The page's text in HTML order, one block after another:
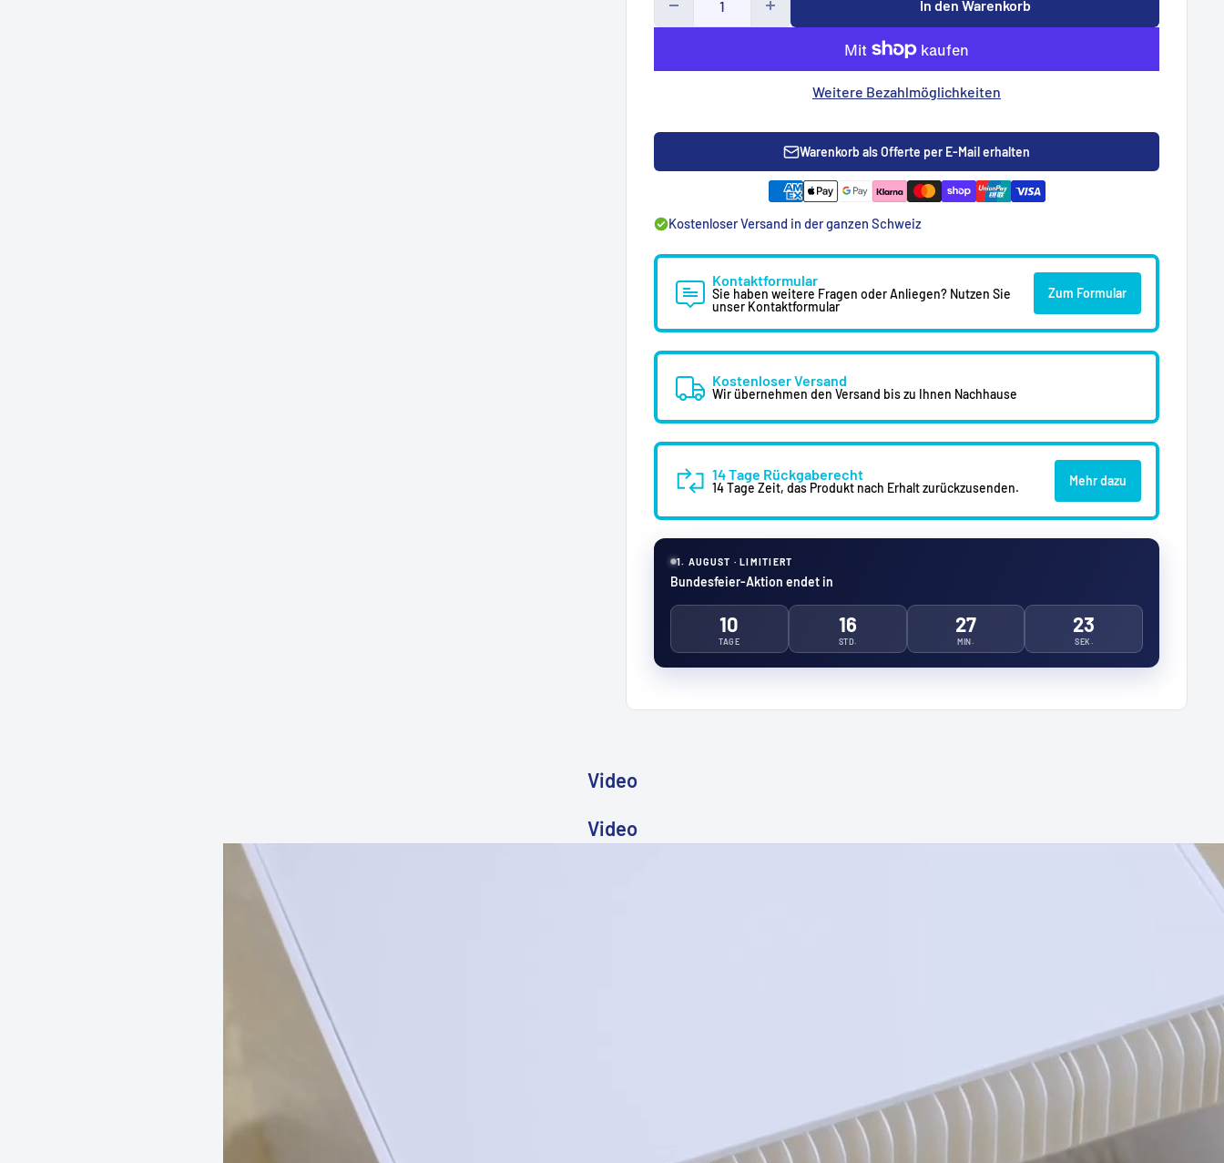
In den Warenkorb
Weitere Bezahlmöglichkeiten
Warenkorb als Offerte per E-Mail erhalten
Kostenloser Versand in der ganzen Schweiz
Kontaktformular
Sie haben weitere Fragen oder Anliegen? Nutzen Sie
unser Kontaktformular
Zum Formular
Kostenloser Versand
Wir übernehmen den Versand bis zu Ihnen Nachhause
14 Tage Rückgaberecht
14 Tage Zeit, das Produkt nach Erhalt zurückzusenden. Mehr dazu
1. AUGUST · LIMITIERT
Bundesfeier-Aktion endet in
10
TAGE
16
STD.
27
MIN.
21
SEK.
Video
Video